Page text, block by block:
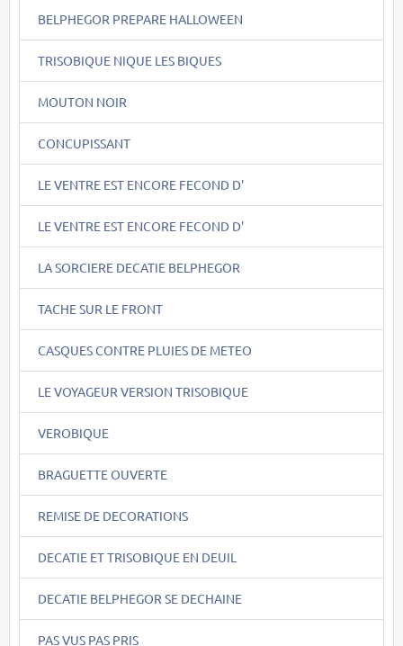
BELPHEGOR PREPARE HALLOWEEN
TRISOBIQUE NIQUE LES BIQUES
MOUTON NOIR
CONCUPISSANT
LE VENTRE EST ENCORE FECOND D'
LE VENTRE EST ENCORE FECOND D'
LA SORCIERE DECATIE BELPHEGOR
TACHE SUR LE FRONT
CASQUES CONTRE PLUIES DE METEO
LE VOYAGEUR VERSION TRISOBIQUE
VEROBIQUE
BRAGUETTE OUVERTE
REMISE DE DECORATIONS
DECATIE ET TRISOBIQUE EN DEUIL
DECATIE BELPHEGOR SE DECHAINE
PAS VUS PAS PRIS